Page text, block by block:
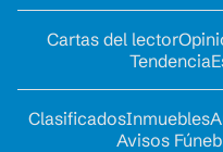
Cartas del lector
Tendencia
ClasificadosInmuebles
Avisos